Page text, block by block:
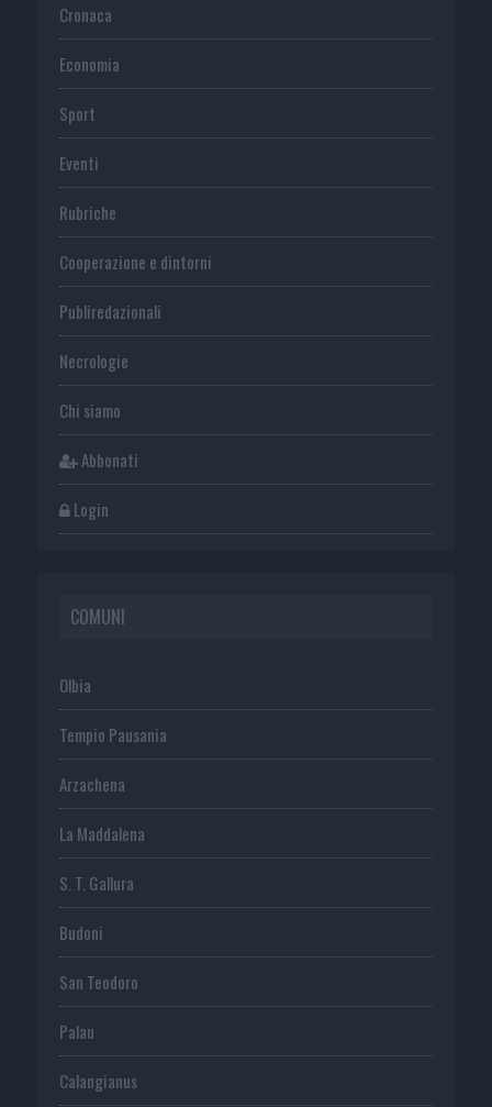
Cronaca
Economia
Sport
Eventi
Rubriche
Cooperazione e dintorni
Publiredazionali
Necrologie
Chi siamo
Abbonati
Login
COMUNI
Olbia
Tempio Pausania
Arzachena
La Maddalena
S. T. Gallura
Budoni
San Teodoro
Palau
Calangianus